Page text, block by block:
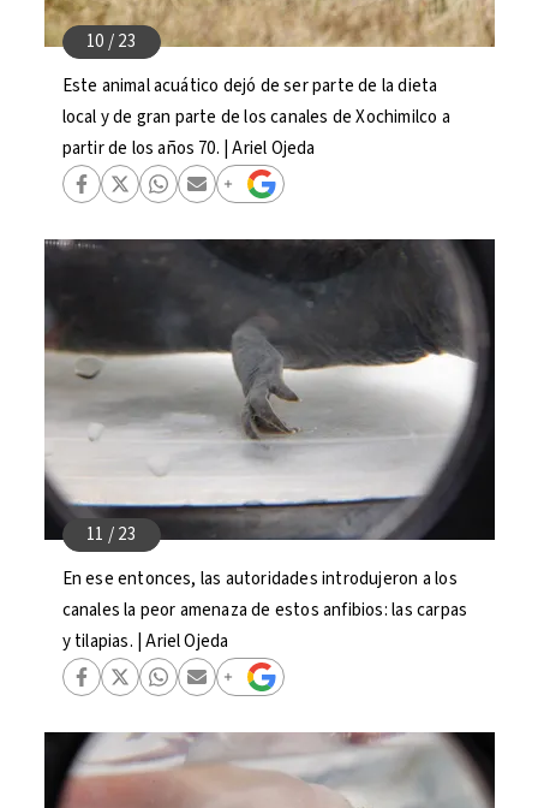
Este animal acuático dejó de ser parte de la dieta
local y de gran parte de los canales de Xochimilco a
partir de los años 70. | Ariel Ojeda
En ese entonces, las autoridades introdujeron a los
canales la peor amenaza de estos anfibios: las carpas
y tilapias. | Ariel Ojeda